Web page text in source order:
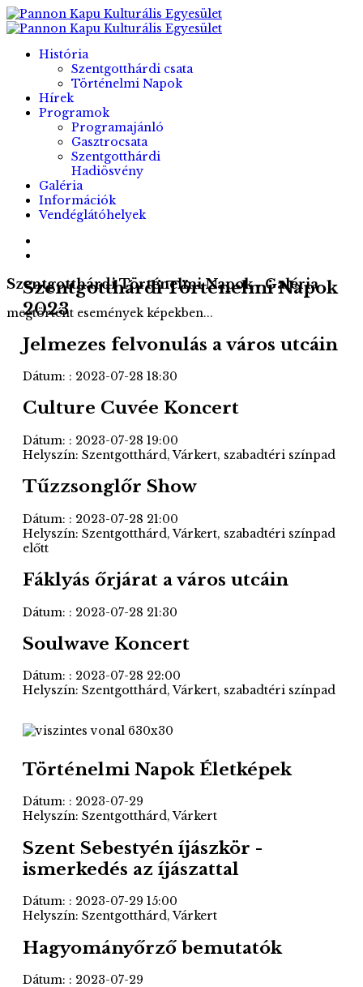
História
Szentgotthárdi csata
Történelmi Napok
Hírek
Programok
Programajánló
Gasztrocsata
Szentgotthárdi
Hadiösvény
Galéria
Információk
Vendéglátóhelyek
Szentgotthárdi Történelmi Napok - Galéria
megtörtént események képekben...
Szentgotthárdi Történelmi Napok
2023
Jelmezes felvonulás a város utcáin
Dátum: : 2023-07-28 18:30
Culture Cuvée Koncert
Dátum: : 2023-07-28 19:00
Helyszín: Szentgotthárd, Várkert, szabadtéri színpad
Tűzzsonglőr Show
Dátum: : 2023-07-28 21:00
Helyszín: Szentgotthárd, Várkert, szabadtéri színpad
előtt
Fáklyás őrjárat a város utcáin
Dátum: : 2023-07-28 21:30
Soulwave Koncert
Dátum: : 2023-07-28 22:00
Helyszín: Szentgotthárd, Várkert, szabadtéri színpad
Történelmi Napok Életképek
Dátum: : 2023-07-29
Helyszín: Szentgotthárd, Várkert
Szent Sebestyén íjászkör -
ismerkedés az íjászattal
Dátum: : 2023-07-29 15:00
Helyszín: Szentgotthárd, Várkert
Hagyományőrző bemutatók
Dátum: : 2023-07-29